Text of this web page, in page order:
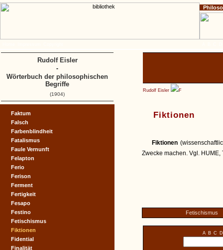
Rudolf Eisler F
Fiktionen
Fiktionen
Zwecke machen. Vgl. HUME,
Fetischismus
A B C D
Faktum
Falsch
Farbenblindheit
Fatalismus
Faule Vernunft
Felapton
Ferio
Ferison
Ferment
Fertigkeit
Fesapo
Festino
Fetischismus
Fiktionen
Fidential
Finalität
Rudolf Eisler
-
Wörterbuch der philosophischen
Begriffe
(1904)